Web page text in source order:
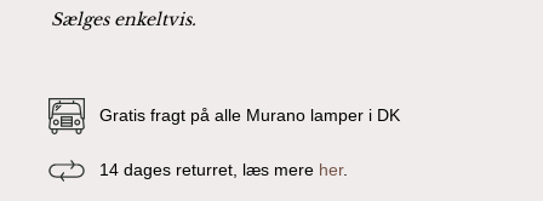
Sælges enkeltvis.
Gratis fragt på alle Murano lamper i DK
14 dages returret, læs mere her.